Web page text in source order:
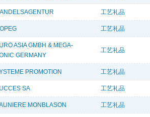
工艺礼品
工艺礼品
ASIA GMBH & MEGA-
GERMANY
工艺礼品
PROMOTION 工艺礼品
SA 工艺礼品
MONBLASON 工艺礼品